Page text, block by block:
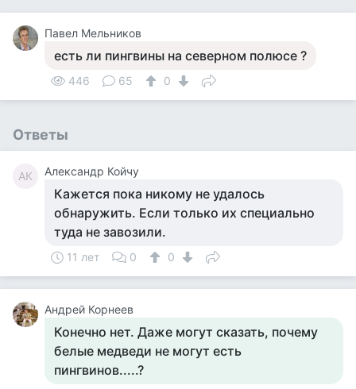
Павел Мельников
есть ли пингвины на северном полюсе ?
446 65 0
Ответы
АК Александр Койчу
Кажется пока никому не удалось
обнаружить. Если только их специально
туда не завозили.
11 лет 0 0
Андрей Корнеев
Конечно нет. Даже могут сказать, почему
белые медведи не могут есть
пингвинов.....?